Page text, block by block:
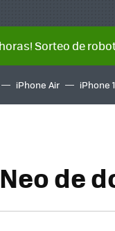
Sorteo de
iPhone Air iPhone
de